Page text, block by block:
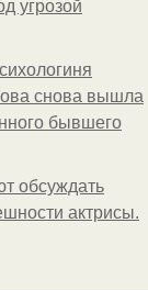
угрозой
снова вышла
бывшего
обсуждать
актрисы.